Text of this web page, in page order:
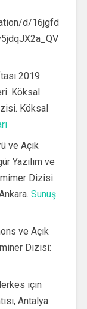
d/16jgfd
2019
Köksal
Köksal
ve Açık
Yazılım ve
Dizisi.
Sunuş
ve Açık
Dizisi:
için
Antalya.